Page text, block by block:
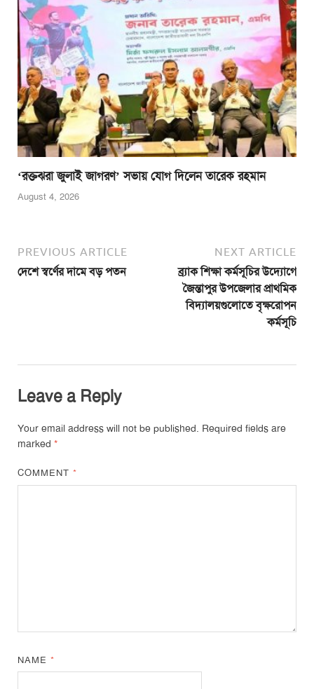
‘রক্তঝরা জুলাই জাগরণ’ সভায় যোগ দিলেন তারেক রহমান
August 4, 2026
PREVIOUS ARTICLE
দেশে স্বর্ণের দামে বড় পতন
NEXT ARTICLE
ব্র্যাক শিক্ষা কর্মসূচির উদ্যোগে
জৈন্তাপুর উপজেলার প্রাথমিক
বিদ্যালয়গুলোতে বৃক্ষরোপন
কর্মসূচি
Leave a Reply
Your email address will not be published. Required fields are
marked *
COMMENT*
NAME*